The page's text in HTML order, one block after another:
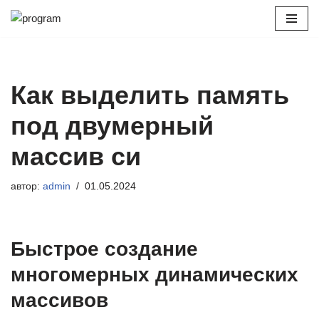
Как выделить память
под двумерный
массив си
автор: admin 01.05.2024
Быстрое создание
многомерных динамических
массивов